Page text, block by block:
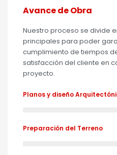
Avance de Obra
Nuestro proceso se divide
principales para poder
cumplimiento de tiempos
satisfacción del cliente en
proyecto.
Planos y diseño
Preparación del Terreno